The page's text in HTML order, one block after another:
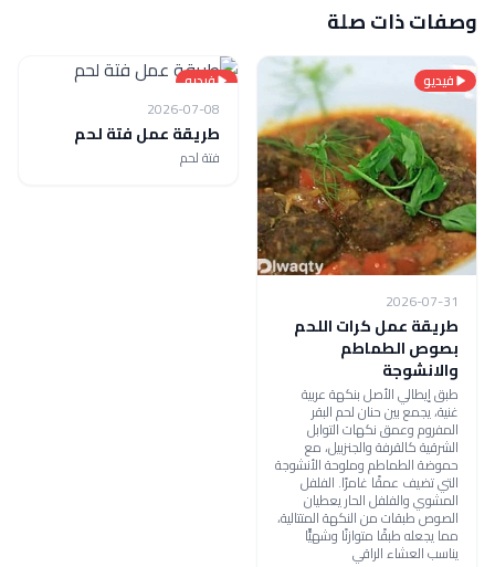
وصفات ذات صلة
فيديو
2026-07-31
طريقة عمل كرات اللحم
بصوص الطماطم
والانشوجة
طبق إيطالي الأصل بنكهة عربية
غنية، يجمع بين حنان لحم البقر
المفروم وعمق نكهات التوابل
الشرقية كالقرفة والجنزبيل، مع
حموضة الطماطم وملوحة الأنشوجة
التي تضيف عمقًا غامرًا. الفلفل
المشوي والفلفل الحار يعطيان
الصوص طبقات من النكهة المتتالية،
مما يجعله طبقًا متوازنًا وشهيًّا
يناسب العشاء الراقي
فيديو
2026-07-08
طريقة عمل فتة لحم
فتة لحم